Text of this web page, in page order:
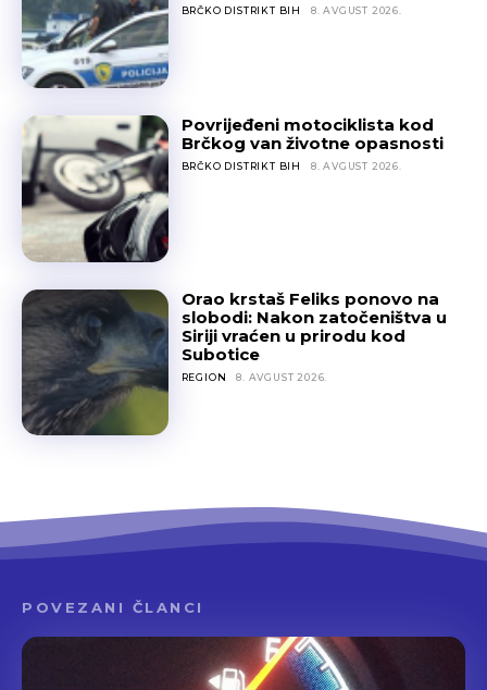
BRČKO DISTRIKT BIH 8. AVGUST 2026.
Povrijeđeni motociklista kod
Brčkog van životne opasnosti
BRČKO DISTRIKT BIH 8. AVGUST 2026.
Orao krstaš Feliks ponovo na
slobodi: Nakon zatočeništva u
Siriji vraćen u prirodu kod
Subotice
REGION 8. AVGUST 2026.
POVEZANI ČLANCI